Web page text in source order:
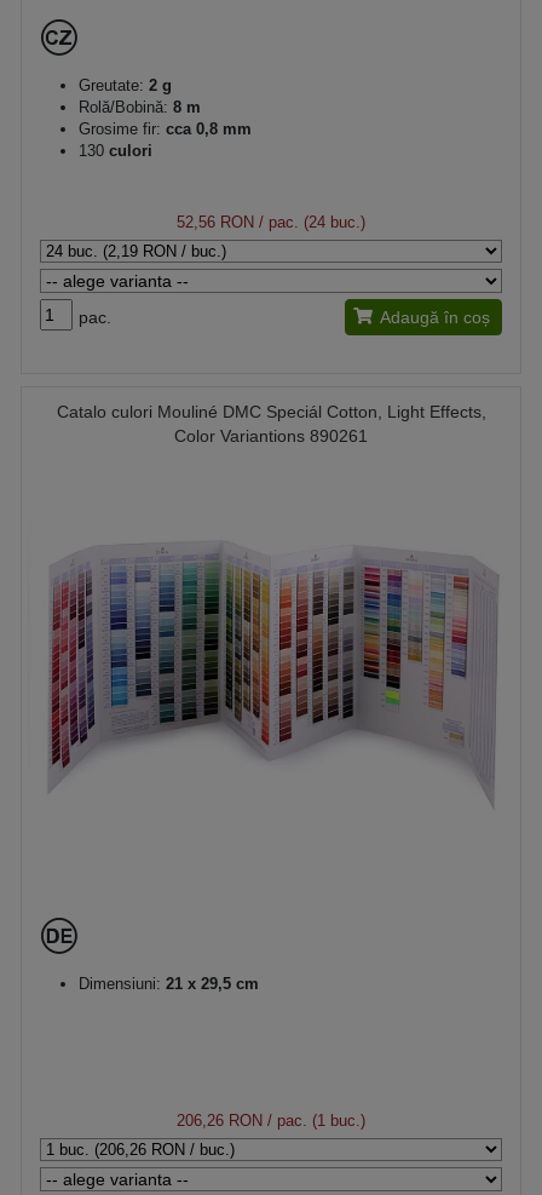
Greutate: 2 g
Rolă/Bobină: 8 m
Grosime fir: cca 0,8 mm
130 culori
52,56 RON / pac. (24 buc.)
pac. Adaugă în coș
Catalo culori Mouliné DMC Speciál Cotton, Light Effects,
Color Variantions 890261
Dimensiuni: 21 x 29,5 cm
206,26 RON / pac. (1 buc.)